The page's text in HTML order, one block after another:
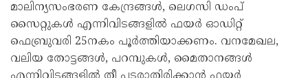
മാലിന്യസംഭരണ കേന്ദ്രങ്ങൾ, ലെഗസി ഡംപ്
സൈറ്റുകൾ എന്നിവിടങ്ങളിൽ ഫയർ ഓഡിറ്റ്
ഫെബ്രുവരി 25നകം പൂർത്തിയാക്കണം. വനമേഖല,
വലിയ തോട്ടങ്ങൾ, പറമ്പുകൾ, മൈതാനങ്ങൾ